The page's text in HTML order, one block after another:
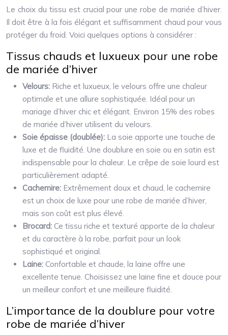
Le choix du tissu est crucial pour une robe de mariée d’hiver.
Il doit être à la fois élégant et suffisamment chaud pour vous
protéger du froid. Voici quelques options à considérer :
Tissus chauds et luxueux pour une robe
de mariée d’hiver
Velours: Riche et luxueux, le velours offre une chaleur
optimale et une allure sophistiquée. Idéal pour un
mariage d’hiver chic et élégant. Environ 15% des robes
de mariée d’hiver utilisent du velours.
Soie épaisse (doublée): La soie apporte une touche de
luxe et de fluidité. Une doublure en soie ou en satin est
indispensable pour la chaleur. Le crêpe de soie lourd est
particulièrement adapté.
Cachemire: Extrêmement doux et chaud, le cachemire
est un choix de luxe pour une robe de mariée d’hiver,
mais son coût est plus élevé.
Brocard: Ce tissu riche et texturé apporte de la chaleur
et du caractère à la robe, parfait pour un look
sophistiqué et original.
Laine: Confortable et chaude, la laine offre une
excellente tenue. Choisissez une laine fine et douce pour
un meilleur confort et une meilleure fluidité.
L’importance de la doublure pour votre
robe de mariée d’hiver